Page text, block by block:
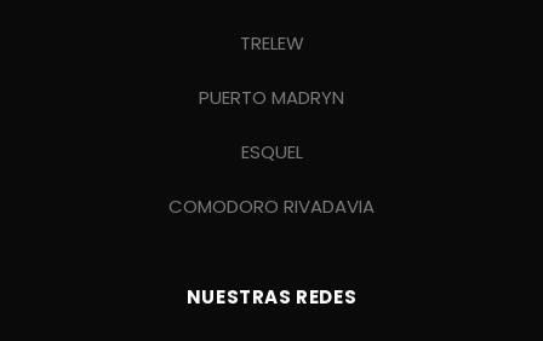
TRELEW
PUERTO MADRYN
ESQUEL
COMODORO RIVADAVIA
NUESTRAS REDES